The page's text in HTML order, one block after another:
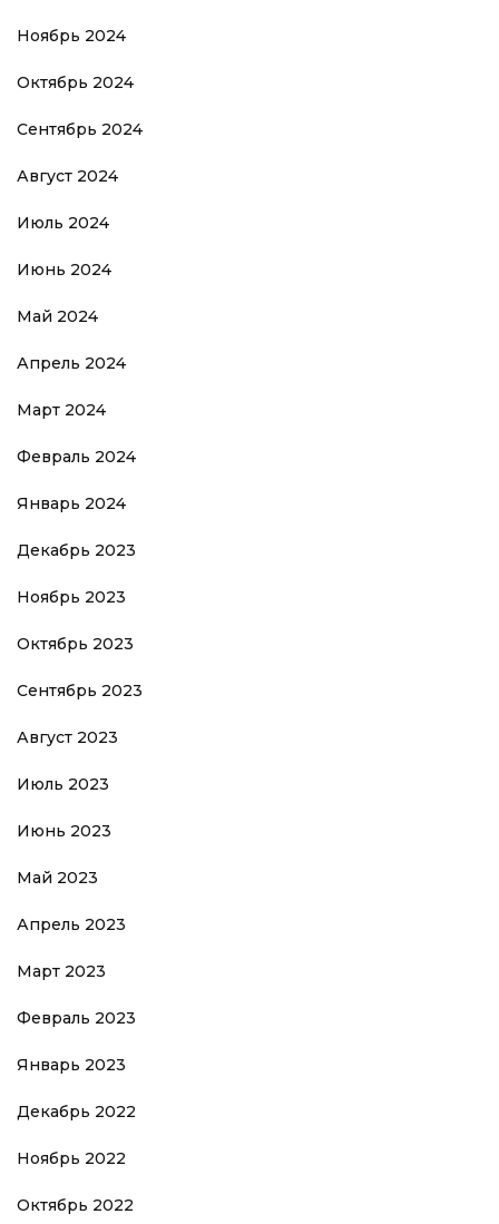
Ноябрь 2024
Октябрь 2024
Сентябрь 2024
Август 2024
Июль 2024
Июнь 2024
Май 2024
Апрель 2024
Март 2024
Февраль 2024
Январь 2024
Декабрь 2023
Ноябрь 2023
Октябрь 2023
Сентябрь 2023
Август 2023
Июль 2023
Июнь 2023
Май 2023
Апрель 2023
Март 2023
Февраль 2023
Январь 2023
Декабрь 2022
Ноябрь 2022
Октябрь 2022